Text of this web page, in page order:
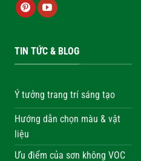
TIN TỨC & BLOG
Ý tưởng trang trí sáng tạo
Hướng dẫn chọn màu & vật
liệu
Ưu điểm của sơn không VOC